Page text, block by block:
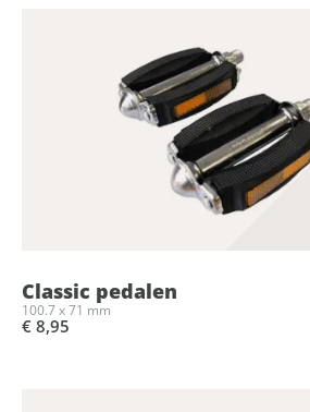
Classic pedalen
100.7 x 71 mm
€ 8,95